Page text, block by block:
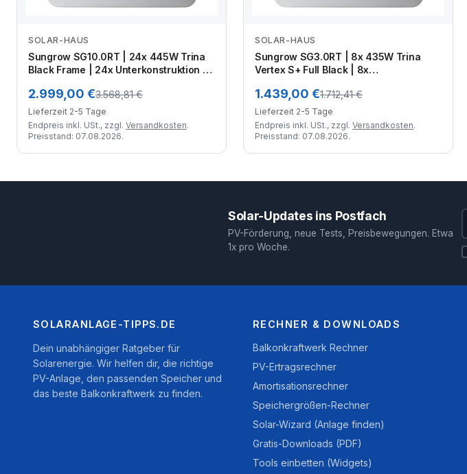
Zum Angebot
SOLAR-HAUS
Sungrow SG10.0RT | 24x 445W Trina
Black Frame | 24x Unterkonstruktion |
Crimpzange
2.999,00 €3.568,81 €
Lieferzeit 2-5 Tage
Endpreis inkl. USt., zzgl. Versandkosten.
Preisstand: 07.08.2026.
Zum Angebot
SOLAR-HAUS
Sungrow SG3.0RT | 8x 435W Trina
Vertex S+ Full Black | 8x
| MC4 Stecker-Set | Crimpzange
1.439,00 €1.712,41 €
Lieferzeit 2-5 Tage
Endpreis inkl. USt., zzgl. Versandkosten.
Preisstand: 07.08.2026.
Solar-Updates ins Postfach
PV-Förderung, neue Tests, Preisbewegungen. Etwa
1x pro Woche.
SOLARANLAGE-TIPPS.DE
Dein unabhängiger Ratgeber für
Solarenergie. Wir helfen dir, die richtige
PV-Anlage, den passenden Speicher und
das beste Balkonkraftwerk zu finden.
RECHNER & DOWNLOADS
Balkonkraftwerk Rechner
PV-Ertragsrechner
Amortisationsrechner
Speichergrößen-Rechner
Solar-Wizard (Anlage finden)
Gratis-Downloads (PDF)
Tools einbetten (Widgets)